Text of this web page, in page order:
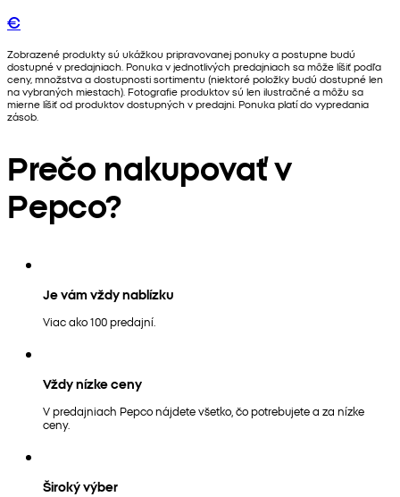
€
Zobrazené produkty sú ukážkou pripravovanej ponuky a postupne budú
dostupné v predajniach. Ponuka v jednotlivých predajniach sa môže líšiť podľa
ceny, množstva a dostupnosti sortimentu (niektoré položky budú dostupné len
na vybraných miestach). Fotografie produktov sú len ilustračné a môžu sa
mierne líšiť od produktov dostupných v predajni. Ponuka platí do vypredania
zásob.
Prečo nakupovať v
Pepco?
Je vám vždy nablízku
Viac ako 100 predajní.
Vždy nízke ceny
V predajniach Pepco nájdete všetko, čo potrebujete a za nízke
ceny.
Široký výber